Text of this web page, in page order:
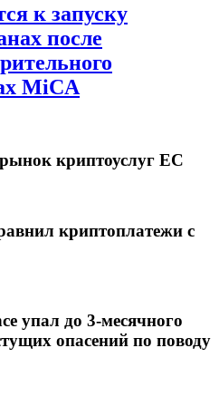
к запуску
после
MiCA
криптоуслуг ЕС
криптоплатежи с
упал до 3-месячного
опасений по поводу